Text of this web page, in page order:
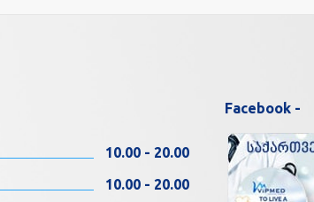
10.00 - 20.00
10.00 - 20.00
Facebook -